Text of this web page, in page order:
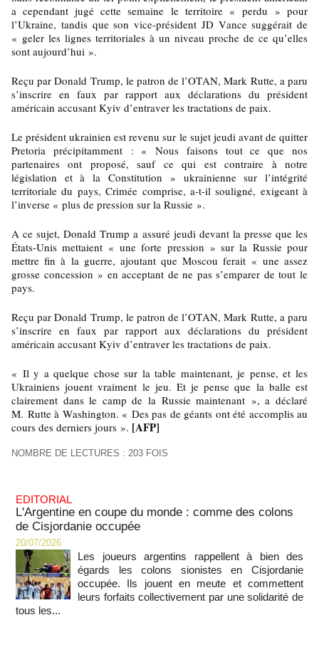
a cependant jugé cette semaine le territoire « perdu » pour
l’Ukraine, tandis que son vice-président JD Vance suggérait de
« geler les lignes territoriales à un niveau proche de ce qu’elles
sont aujourd’hui ».
Reçu par Donald Trump, le patron de l’OTAN, Mark Rutte, a paru
s’inscrire en faux par rapport aux déclarations du président
américain accusant Kyiv d’entraver les tractations de paix.
Le président ukrainien est revenu sur le sujet jeudi avant de quitter
Pretoria précipitamment : « Nous faisons tout ce que nos
partenaires ont proposé, sauf ce qui est contraire à notre
législation et à la Constitution » ukrainienne sur l’intégrité
territoriale du pays, Crimée comprise, a-t-il souligné, exigeant à
l’inverse « plus de pression sur la Russie ».
A ce sujet, Donald Trump a assuré jeudi devant la presse que les
États-Unis mettaient « une forte pression » sur la Russie pour
mettre fin à la guerre, ajoutant que Moscou ferait « une assez
grosse concession » en acceptant de ne pas s’emparer de tout le
pays.
Reçu par Donald Trump, le patron de l’OTAN, Mark Rutte, a paru
s’inscrire en faux par rapport aux déclarations du président
américain accusant Kyiv d’entraver les tractations de paix.
« Il y a quelque chose sur la table maintenant, je pense, et les
Ukrainiens jouent vraiment le jeu. Et je pense que la balle est
clairement dans le camp de la Russie maintenant », a déclaré
M. Rutte à Washington. « Des pas de géants ont été accomplis au
cours des derniers jours ». [AFP]
NOMBRE DE LECTURES : 203 FOIS
EDITORIAL
L'Argentine en coupe du monde : comme des colons
de Cisjordanie occupée
20/07/2026
Les joueurs argentins rappellent à bien des
égards les colons sionistes en Cisjordanie
occupée. Ils jouent en meute et commettent
leurs forfaits collectivement par une solidarité de
tous les...